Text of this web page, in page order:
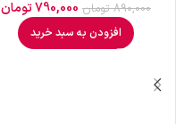
890,000 تومان 790,000تومان
افزودن به سبد خرید